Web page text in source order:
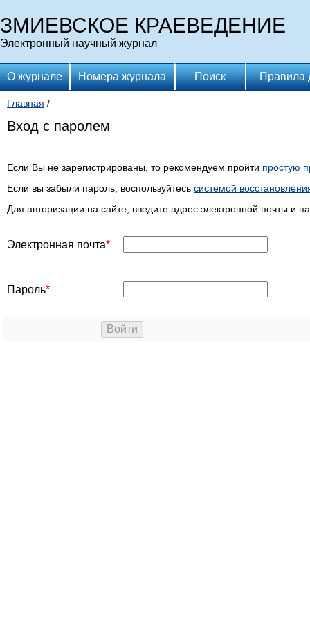
ЗМИЕВСКОЕ КРАЕВЕДЕНИЕ
Электронный научный журнал
О журнале Номера журнала Поиск Правила
Главная /
Вход с паролем
Если Вы не зарегистрированы, то рекомендуем пройти простую
Если вы забыли пароль, воспользуйтесь системой
Для авторизации на сайте, введите адрес электронной почты и
Электронная почта
Пароль